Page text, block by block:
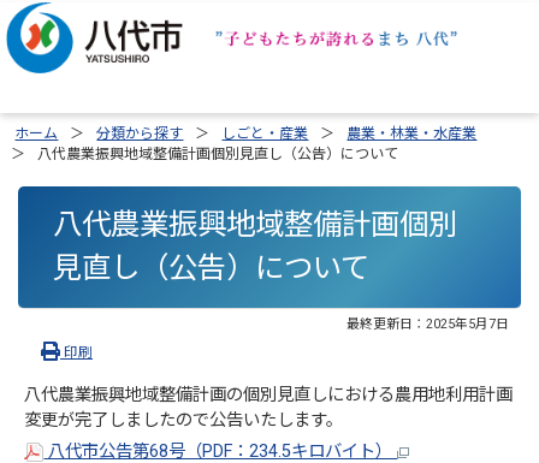
ホーム 分類から探す しごと・産業
農業・林業・水産業
八代農業振興地域整備計画個別見直し（公告）について
八代農業振興地域整備計画個別
見直し（公告）について
最終更新日： 2025年5月7日
印刷
八代農業振興地域整備計画の個別見直しにおける農用地利用計画
変更が完了しましたので公告いたします。
八代市公告第68号（PDF：234.5キロバイト）